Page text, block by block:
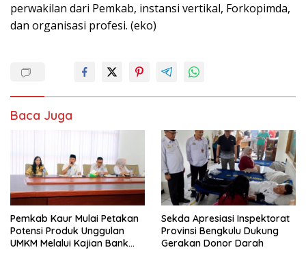
perwakilan dari Pemkab, instansi vertikal, Forkopimda,
dan organisasi profesi. (eko)
Baca Juga
Pemkab Kaur Mulai Petakan
Potensi Produk Unggulan
UMKM Melalui Kajian Bank
Sekda Apresiasi Inspektorat
Provinsi Bengkulu Dukung
Gerakan Donor Darah